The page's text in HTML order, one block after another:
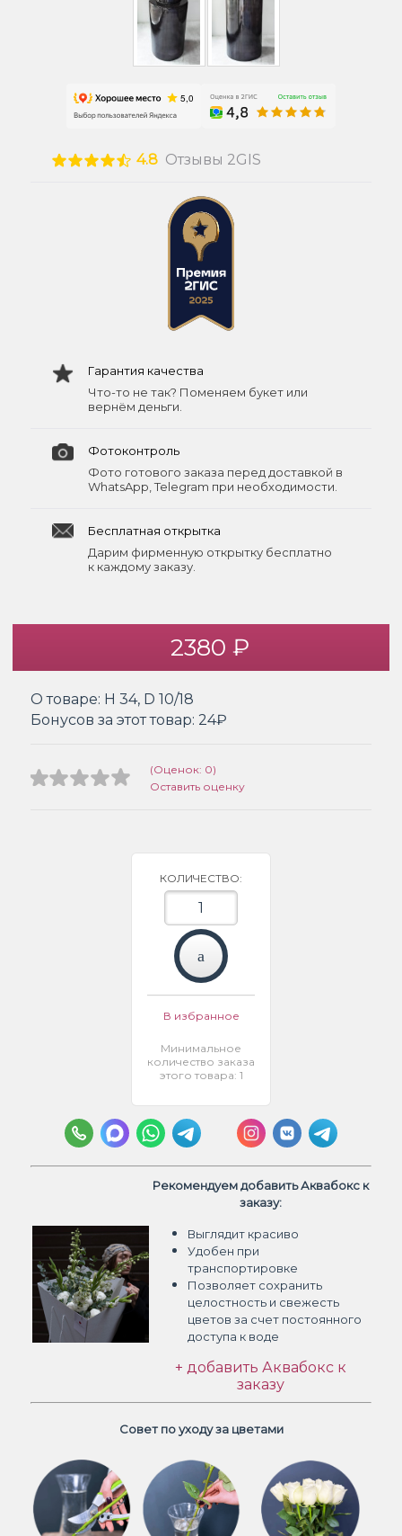
4.8 Отзывы 2GIS
Гарантия качества
Что-то не так? Поменяем букет или
вернём деньги.
Фотоконтроль
Фото готового заказа перед доставкой в
WhatsApp, Telegram при необходимости.
Бесплатная открытка
Дарим фирменную открытку бесплатно
к каждому заказу.
2380 ₽
О товаре: H 34, D 10/18
Бонусов за этот товар: 24₽
(Оценок: 0)
Оставить оценку
КОЛИЧЕСТВО:
В избранное
Минимальное
количество заказа
этого товара: 1
Рекомендуем добавить Аквабокс к
заказу:
Выглядит красиво
Удобен при
транспортировке
Позволяет сохранить
целостность и свежесть
цветов за счет постоянного
доступа к воде
+ добавить Аквабокс к
заказу
Совет по уходу за цветами